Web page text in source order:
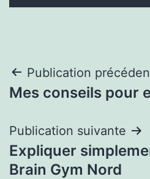
Navigation
de
l’article
Publication
Mes conseils pour
Publication suivante
Expliquer
Brain Gym Nord